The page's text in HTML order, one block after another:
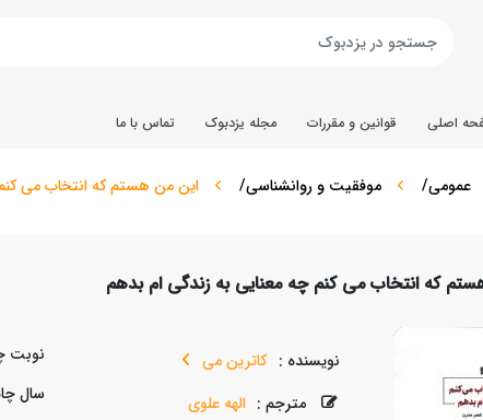
اصلی قوانین و مقررات مجله یزدبوک تماس با ما
عمومی/ موفقیت و روانشناسی/ این من هستم که انتخاب می
که انتخاب می کنم چه معنایی به زندگی ام بدهم
نویسنده : کاترین می
مترجم : الهه علوی
نوبت
سال